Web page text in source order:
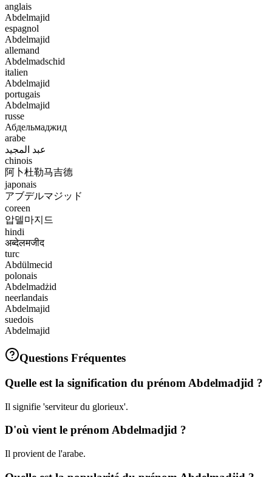
anglais
Abdelmajid
espagnol
Abdelmajid
allemand
Abdelmadschid
italien
Abdelmajid
portugais
Abdelmajid
russe
Абдельмаджид
arabe
عبد المجيد
chinois
阿卜杜勒马吉德
japonais
アブデルマジッド
coreen
압델마지드
hindi
अब्देलमजीद
turc
Abdülmecid
polonais
Abdelmadżid
neerlandais
Abdelmajid
suedois
Abdelmajid
Questions Fréquentes
Quelle est la signification du prénom Abdelmadjid ?
Il signifie 'serviteur du glorieux'.
D'où vient le prénom Abdelmadjid ?
Il provient de l'arabe.